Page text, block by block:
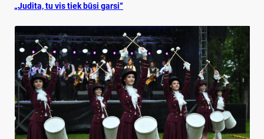
„Judita, tu vis tiek būsi garsi“